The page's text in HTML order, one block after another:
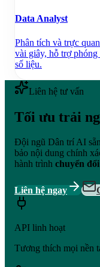
Data Analyst
Phân tích và trực
vài giây, hỗ trợ phóng
số liệu.
Liên hệ tư vấn
Tối ưu trải
Đội ngũ Dân trí AI
bảo nội dung chính
hành trình chuyển
Liên hệ ngay
API linh hoạt
Tương thích mọi nền